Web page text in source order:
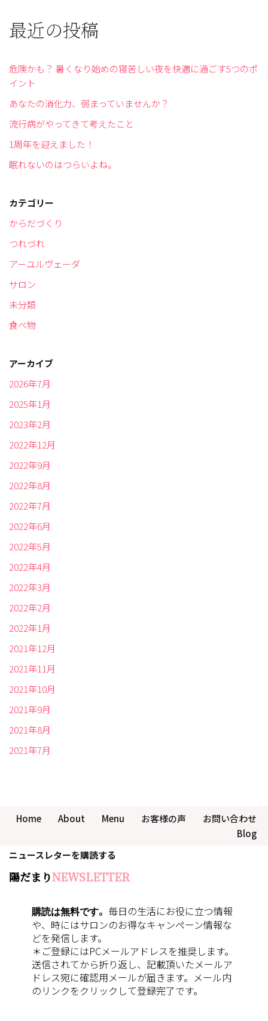
最近の投稿
危険かも？ 暑くなり始めの寝苦しい夜を快適に過ごす5つのポ
イント
あなたの消化力、弱まっていませんか？
流行病がやってきて考えたこと
1周年を迎えました！
眠れないのはつらいよね。
カテゴリー
からだづくり
つれづれ
アーユルヴェーダ
サロン
未分類
食べ物
アーカイブ
2026年7月
2025年1月
2023年2月
2022年12月
2022年9月
2022年8月
2022年7月
2022年6月
2022年5月
2022年4月
2022年3月
2022年2月
2022年1月
2021年12月
2021年11月
2021年10月
2021年9月
2021年8月
2021年7月
Home About Menu お客様の声
お問い合わせ
Blog
ニュースレターを購読する
陽だまりNEWSLETTER
購読は無料です。 毎日の生活にお役に立つ情報
や、時にはサロンのお得なキャンペーン情報な
どを発信します。
＊ご登録にはPCメールアドレスを推奨します。
送信されてから折り返し、記載頂いたメールア
ドレス宛に確認用メールが届きます。メール内
のリンクをクリックして登録完了です。